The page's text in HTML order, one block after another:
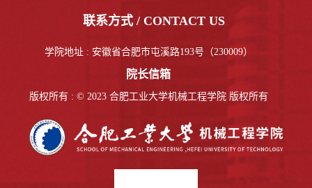
联系方式 / CONTACT US
学院地址 : 安徽省合肥市屯溪路193号（230009）
院长信箱
版权所有 : © 2023 合肥工业大学机械工程学院 版权所有